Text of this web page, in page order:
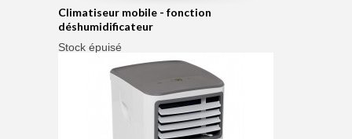
Climatiseur mobile - fonction
déshumidificateur
Stock épuisé